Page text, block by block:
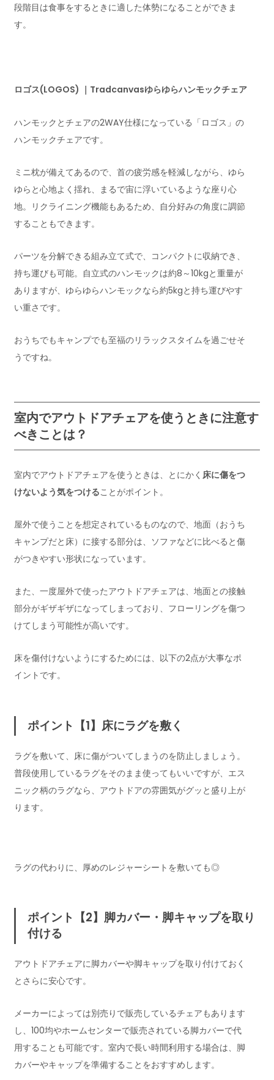
段階目は食事をするときに適した体勢になることができま
す。
ロゴス(LOGOS) ｜Tradcanvasゆらゆらハンモックチェア
ハンモックとチェアの2WAY仕様になっている「ロゴス」の
ハンモックチェアです。
ミニ枕が備えてあるので、首の疲労感を軽減しながら、ゆら
ゆらと心地よく揺れ、まるで宙に浮いているような座り心
地。リクライニング機能もあるため、自分好みの角度に調節
することもできます。
パーツを分解できる組み立て式で、コンパクトに収納でき、
持ち運びも可能。自立式のハンモックは約8～10kgと重量が
ありますが、ゆらゆらハンモックなら約5kgと持ち運びやす
い重さです。
おうちでもキャンプでも至福のリラックスタイムを過ごせそ
うですね。
室内でアウトドアチェアを使うときに注意す
べきことは？
室内でアウトドアチェアを使うときは、とにかく 床に傷をつ
けないよう気をつけることがポイント。
屋外で使うことを想定されているものなので、地面（おうち
キャンプだと床）に接する部分は、ソファなどに比べると傷
がつきやすい形状になっています。
また、一度屋外で使ったアウトドアチェアは、地面との接触
部分がギザギザになってしまっており、フローリングを傷つ
けてしまう可能性が高いです。
床を傷付けないようにするためには、以下の2点が大事なポ
イントです。
ポイント【1】床にラグを敷く
ラグを敷いて、床に傷がついてしまうのを防止しましょう。
普段使用しているラグをそのまま使ってもいいですが、エス
ニック柄のラグなら、アウトドアの雰囲気がグッと盛り上が
ります。
ラグの代わりに、厚めのレジャーシートを敷いても◎
ポイント【2】脚カバー・脚キャップを取り
付ける
アウトドアチェアに脚カバーや脚キャップを取り付けておく
とさらに安心です。
メーカーによっては別売りで販売しているチェアもあります
し、100均やホームセンターで販売されている脚カバーで代
用することも可能です。室内で長い時間利用する場合は、脚
カバーやキャップを準備することをおすすめします。